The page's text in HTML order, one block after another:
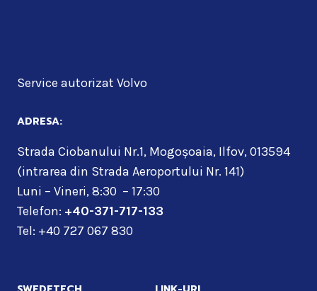
Service autorizat Volvo
ADRESA:
Strada Ciobanului Nr.1, Mogoșoaia, Ilfov, 013594
(intrarea din Strada Aeroportului Nr. 141)
Luni – Vineri, 8:30 – 17:30
Telefon: +40-371-717-133
Tel: +40 727 067 830